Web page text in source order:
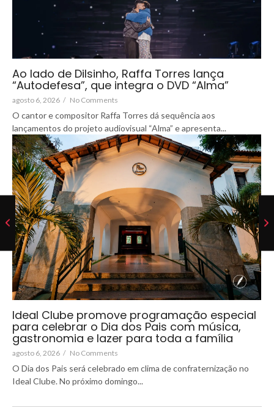
Ao lado de Dilsinho, Raffa Torres lança
“Autodefesa”, que integra o DVD “Alma”
agosto 6, 2026 / No Comments
O cantor e compositor Raffa Torres dá sequência aos
lançamentos do projeto audiovisual “Alma” e apresenta...
Ideal Clube promove programação especial
para celebrar o Dia dos Pais com música,
gastronomia e lazer para toda a família
agosto 6, 2026 / No Comments
O Dia dos Pais será celebrado em clima de confraternização no
Ideal Clube. No próximo domingo...